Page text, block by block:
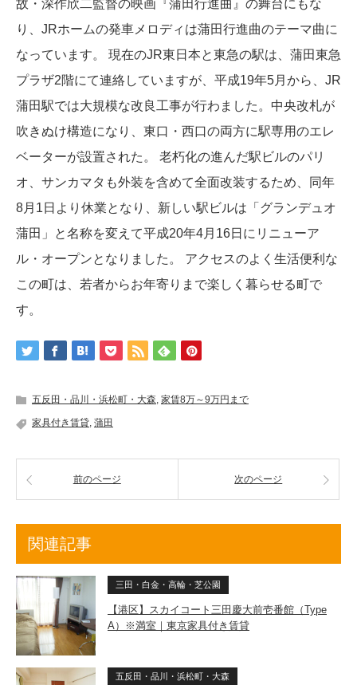
故・深作欣二監督の映画『蒲田行進曲』の舞台にもな
り、JRホームの発車メロディは蒲田行進曲のテーマ曲に
なっています。 現在のJR東日本と東急の駅は、蒲田東急
プラザ2階にて連絡していますが、平成19年5月から、JR
蒲田駅では大規模な改良工事が行わました。中央改札が
吹きぬけ構造になり、東口・西口の両方に駅専用のエレ
ベーターが設置された。 老朽化の進んだ駅ビルのパリ
オ、サンカマタも外装を含めて全面改装するため、同年
8月1日より休業となり、新しい駅ビルは「グランデュオ
蒲田」と名称を変えて平成20年4月16日にリニューア
ル・オープンとなりました。 アクセスのよく生活便利な
この町は、若者からお年寄りまで楽しく暮らせる町で
す。
五反田・品川・浜松町・大森, 家賃8万～9万円まで
家具付き賃貸, 蒲田
前のページ 次のページ
関連記事
三田・白金・高輪・芝公園
【港区】スカイコート三田慶大前壱番館（Type
A）※満室｜東京家具付き賃貸
五反田・品川・浜松町・大森